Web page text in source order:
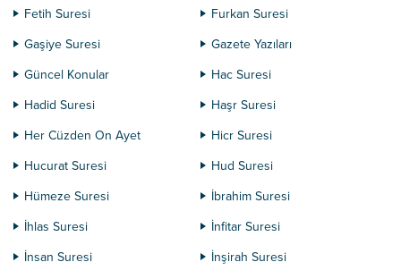
Fetih Suresi
Furkan Suresi
Gaşiye Suresi
Gazete Yazıları
Güncel Konular
Hac Suresi
Hadid Suresi
Haşr Suresi
Her Cüzden On Ayet
Hicr Suresi
Hucurat Suresi
Hud Suresi
Hümeze Suresi
İbrahim Suresi
İhlas Suresi
İnfitar Suresi
İnsan Suresi
İnşirah Suresi